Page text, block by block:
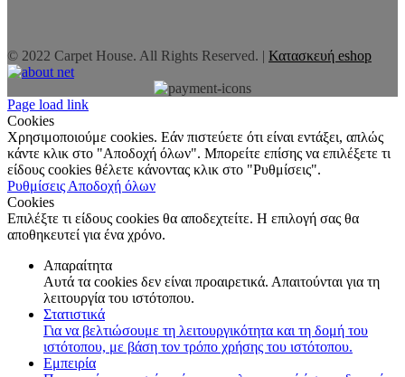
© 2022 Carpet House. All Rights Reserved. | Κατασκευή eshop
Page load link
Cookies
Χρησιμοποιούμε cookies. Εάν πιστεύετε ότι είναι εντάξει, απλώς
κάντε κλικ στο "Αποδοχή όλων". Μπορείτε επίσης να επιλέξετε τι
είδους cookies θέλετε κάνοντας κλικ στο "Ρυθμίσεις".
Ρυθμίσεις Αποδοχή όλων
Cookies
Επιλέξτε τι είδους cookies θα αποδεχτείτε. Η επιλογή σας θα
αποθηκευτεί για ένα χρόνο.
Απαραίτητα
Αυτά τα cookies δεν είναι προαιρετικά. Απαιτούνται για τη
λειτουργία του ιστότοπου.
Στατιστικά
Για να βελτιώσουμε τη λειτουργικότητα και τη δομή του
ιστότοπου, με βάση τον τρόπο χρήσης του ιστότοπου.
Εμπειρία